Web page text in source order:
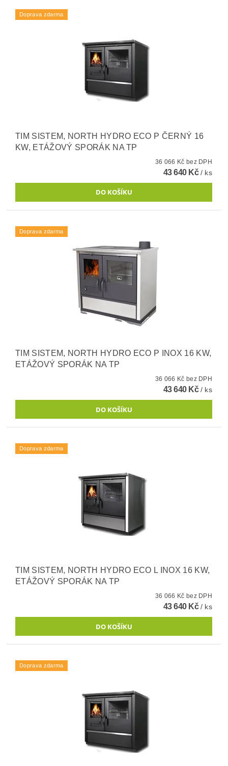
Doprava zdarma
TIM SISTEM, NORTH HYDRO ECO P ČERNÝ 16
KW, ETÁŽOVÝ SPORÁK NA TP
36 066 Kč bez DPH
43 640 Kč/ ks
Doprava zdarma
TIM SISTEM, NORTH HYDRO ECO P INOX 16 KW,
ETÁŽOVÝ SPORÁK NA TP
36 066 Kč bez DPH
43 640 Kč/ ks
Doprava zdarma
TIM SISTEM, NORTH HYDRO ECO L INOX 16 KW,
ETÁŽOVÝ SPORÁK NA TP
36 066 Kč bez DPH
43 640 Kč/ ks
Doprava zdarma